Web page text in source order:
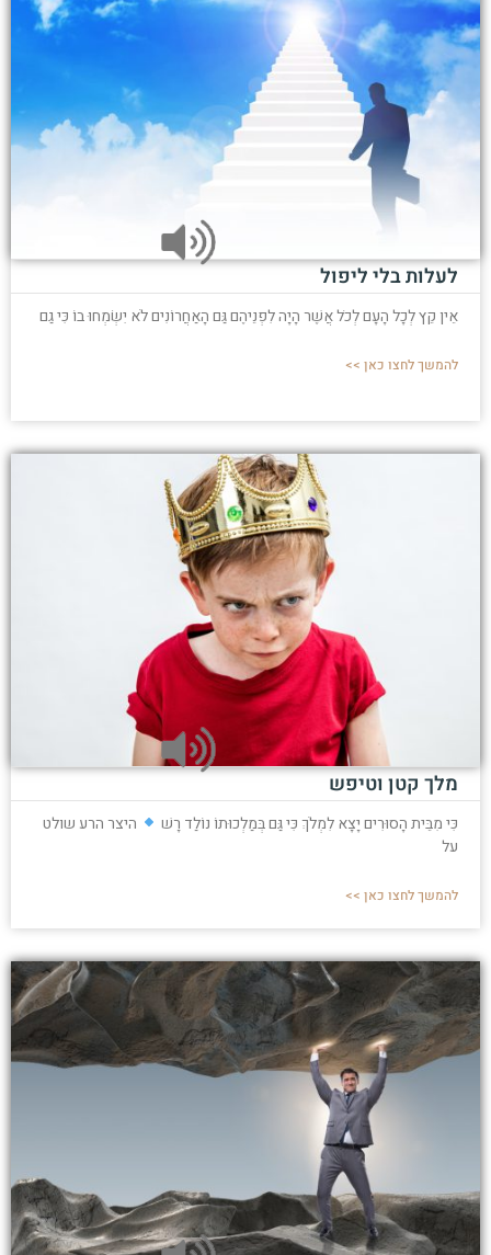
לעלות בלי ליפול
אֵין קֵץ לְכָל הָעָם לְכֹל אֲשֶׁר הָיָה לִפְנֵיהֶם גַּם הָאַחֲרוֹנִים לֹא יִשְׂמְחוּ בוֹ כִּי גַם
להמשך לחצו כאן >>
מלך קטן וטיפש
כִּי מִבֵּית הָסוּרִים יָצָא לִמְלֹךְ כִּי גַּם בְּמַלְכוּתוֹ נוֹלַד רָשׁ
היצר הרע שולט
על
להמשך לחצו כאן >>